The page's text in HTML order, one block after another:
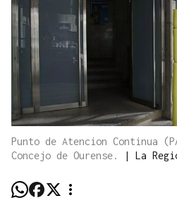
Punto de Atencion Continua
Concejo de Ourense.
| La